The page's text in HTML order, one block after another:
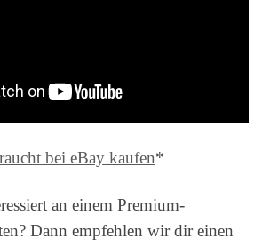
bei eBay kaufen*
an einem Premium-
Dann empfehlen wir dir einen